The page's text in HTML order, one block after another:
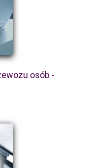
osób -